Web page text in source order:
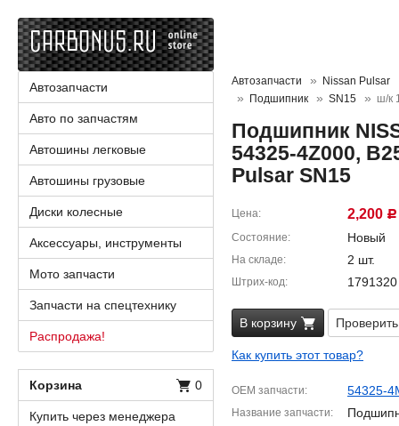
Автозапчасти
Nissan Pulsar
Подшипник
SN15 ш/к
Подшипник
54325-4Z000,
Pulsar SN15
Цена 2,200 Р
Состояние Новый
На складе 2 шт.
Штрих-код 1791320
В корзину
Как купить этот товар?
OEM запчасти 54325-
Название запчасти
Автозапчасти
Авто по запчастям
Автошины легковые
Автошины грузовые
Диски колесные
Аксессуары, инструменты
Мото запчасти
Запчасти на спецтехнику
Распродажа!
Корзина 0
Купить через менеджера